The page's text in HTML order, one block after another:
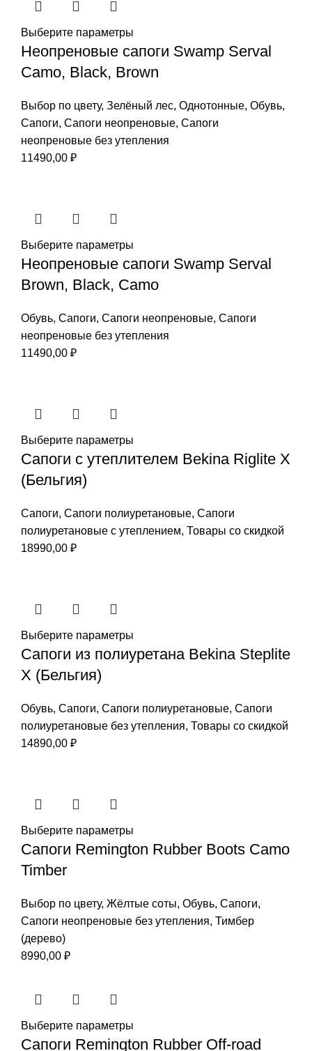
Выберите параметры
Неопреновые сапоги Swamp Serval
Camo, Black, Brown
Выбор по цвету, Зелёный лес, Однотонные, Обувь,
Сапоги, Сапоги неопреновые, Сапоги
неопреновые без утепления
11490,00 ₽
Выберите параметры
Неопреновые сапоги Swamp Serval
Brown, Black, Camo
Обувь, Сапоги, Сапоги неопреновые, Сапоги
неопреновые без утепления
11490,00 ₽
Выберите параметры
Cапоги с утеплителем Bekina Riglite X
(Бельгия)
Сапоги, Сапоги полиуретановые, Сапоги
полиуретановые с утеплением, Товары со скидкой
18990,00 ₽
Выберите параметры
Сапоги из полиуретана Bekina Steplite
X (Бельгия)
Обувь, Сапоги, Сапоги полиуретановые, Сапоги
полиуретановые без утепления, Товары со скидкой
14890,00 ₽
Выберите параметры
Сапоги Remington Rubber Boots Camo
Timber
Выбор по цвету, Жёлтые соты, Обувь, Сапоги,
Сапоги неопреновые без утепления, Тимбер
(дерево)
8990,00 ₽
Выберите параметры
Сапоги Remington Rubber Off-road